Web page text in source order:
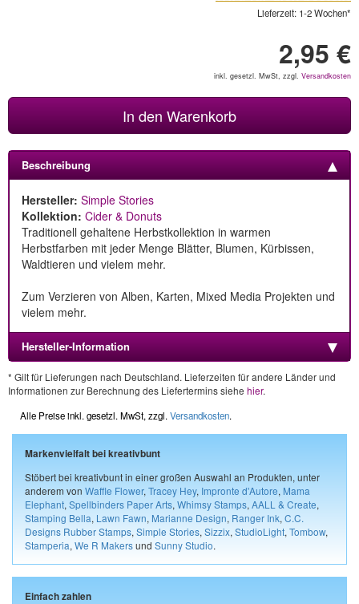
Lieferzeit: 1-2 Wochen*
2,95 €
inkl. gesetzl. MwSt, zzgl. Versandkosten
In den Warenkorb
Beschreibung
Hersteller: Simple Stories
Kollektion: Cider & Donuts
Traditionell gehaltene Herbstkollektion in warmen
Herbstfarben mit jeder Menge Blätter, Blumen, Kürbissen,
Waldtieren und vielem mehr.
Zum Verzieren von Alben, Karten, Mixed Media Projekten und
vielem mehr.
Hersteller-Information
* Gilt für Lieferungen nach Deutschland. Lieferzeiten für andere Länder und
Informationen zur Berechnung des Liefertermins siehe hier.
Alle Preise inkl. gesetzl. MwSt, zzgl. Versandkosten.
Markenvielfalt bei kreativbunt
Stöbert bei kreativbunt in einer großen Auswahl an Produkten, unter
anderem von Waffle Flower, Tracey Hey, Impronte d'Autore, Mama
Elephant, Spellbinders Paper Arts, Whimsy Stamps, AALL & Create,
Stamping Bella, Lawn Fawn, Marianne Design, Ranger Ink, C.C.
Designs Rubber Stamps, Simple Stories, Sizzix, StudioLight, Tombow,
Stamperia, We R Makersund Sunny Studio.
Einfach zahlen